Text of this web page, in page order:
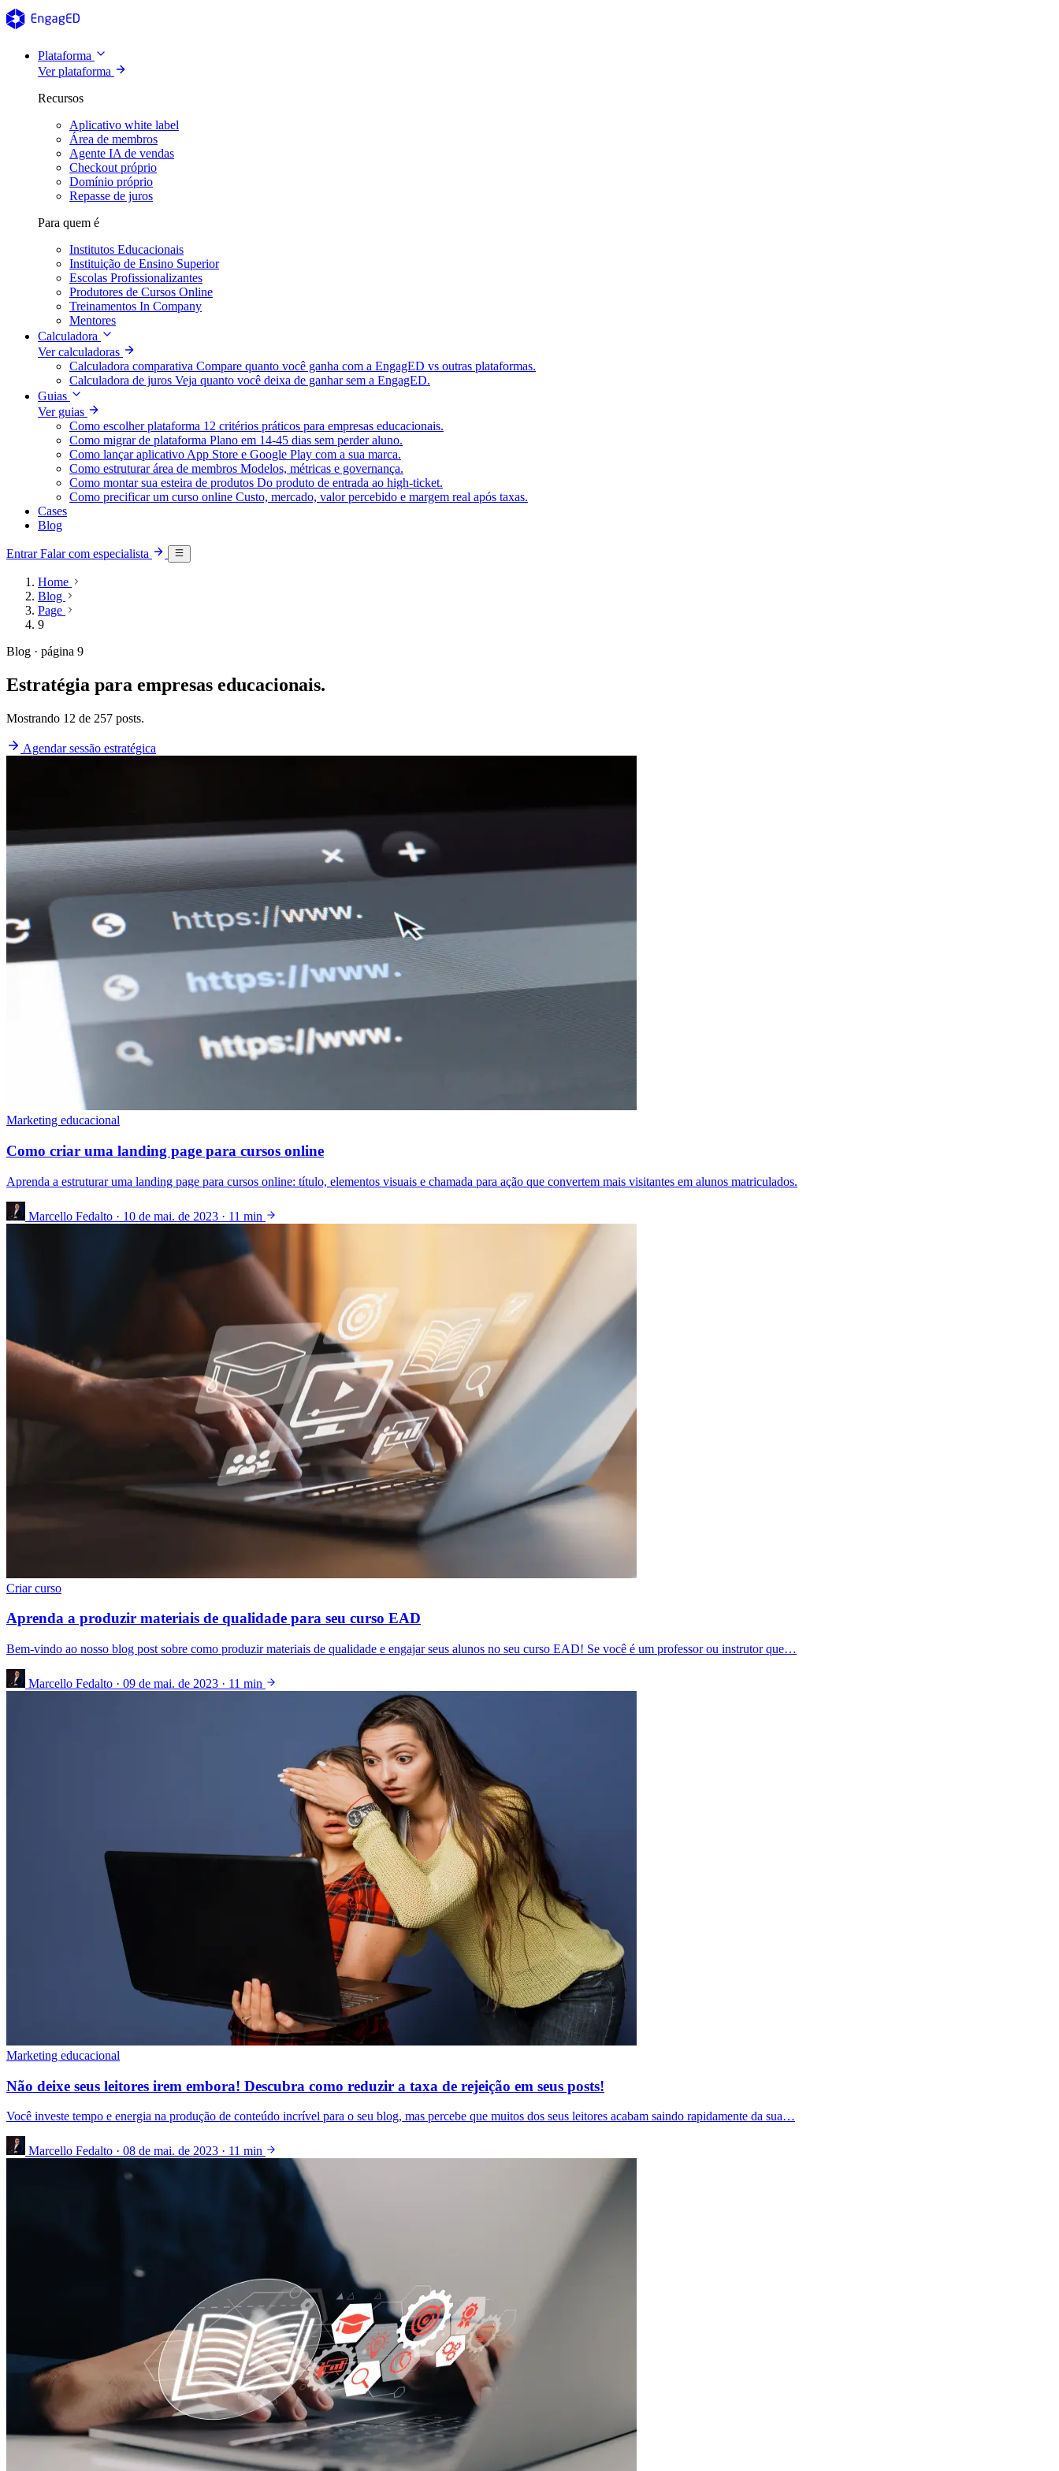
Plataforma
Ver plataforma
Recursos
Aplicativo white label
Área de membros
Agente IA de vendas
Checkout próprio
Domínio próprio
Repasse de juros
Para quem é
Institutos Educacionais
Instituição de Ensino Superior
Escolas Profissionalizantes
Produtores de Cursos Online
Treinamentos In Company
Mentores
Calculadora
Ver calculadoras
Calculadora comparativa Compare quanto você ganha com a EngagED vs outras plataformas.
Calculadora de juros Veja quanto você deixa de ganhar sem a EngagED.
Guias
Ver guias
Como escolher plataforma 12 critérios práticos para empresas educacionais.
Como migrar de plataforma Plano em 14-45 dias sem perder aluno.
Como lançar aplicativo App Store e Google Play com a sua marca.
Como estruturar área de membros Modelos, métricas e governança.
Como montar sua esteira de produtos Do produto de entrada ao high-ticket.
Como precificar um curso online Custo, mercado, valor percebido e margem real após taxas.
Cases
Blog
EntrarFalar com especialista
Home
Blog
Page
9
Blog · página 9
Estratégia para empresas educacionais.
Mostrando 12 de 257 posts.
Agendar sessão estratégica
Marketing educacional
Como criar uma landing page para cursos online
Aprenda a estruturar uma landing page para cursos online: título, elementos visuais e chamada para ação que convertem mais visitantes em alunos matriculados.
Marcello Fedalto · 10 de mai. de 2023 · 11 min
Criar curso
Aprenda a produzir materiais de qualidade para seu curso EAD
Bem-vindo ao nosso blog post sobre como produzir materiais de qualidade e engajar seus alunos no seu curso EAD! Se você é um professor ou instrutor que…
Marcello Fedalto · 09 de mai. de 2023 · 11 min
Marketing educacional
Não deixe seus leitores irem embora! Descubra como reduzir a taxa de rejeição em seus posts!
Você investe tempo e energia na produção de conteúdo incrível para o seu blog, mas percebe que muitos dos seus leitores acabam saindo rapidamente da sua…
Marcello Fedalto · 08 de mai. de 2023 · 11 min